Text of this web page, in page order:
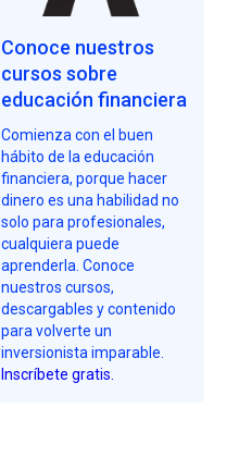
Conoce nuestros
cursos sobre
educación financiera
Comienza con el buen
hábito de la educación
financiera, porque hacer
dinero es una habilidad no
solo para profesionales,
cualquiera puede
aprenderla. Conoce
nuestros cursos,
descargables y contenido
para volverte un
inversionista imparable.
Inscríbete gratis.